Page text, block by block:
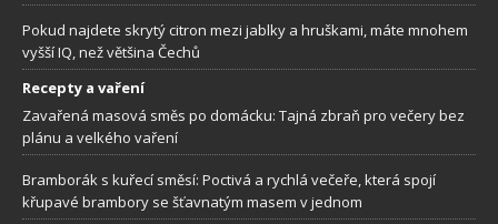
Pokud najdete skrytý citron mezi jablky a hruškami, máte mnohem
vyšší IQ, než většina Čechů
Recepty a vaření
Zavařená masová směs po domácku: Tajná zbraň pro večery bez
plánu a velkého vaření
Bramborák s kuřecí směsí: Poctivá a rychlá večeře, která spojí
křupavé brambory se šťavnatým masem v jednom